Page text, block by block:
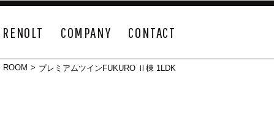
RENOLT COMPANY CONTACT
ROOM > プレミアムツインFUKURO Ⅱ棟 1LDK